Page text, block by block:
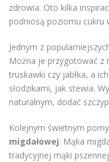
zdrowia. Oto kilka
podniosą poziomu cukru
Jednym z
Można je przygotować z
truskawki czy jabłka, a
słodzikami, jak stewia.
naturalnym, dodać
Kolejnym świetnym
migdałowej. Mąka
tradycyjnej mąki